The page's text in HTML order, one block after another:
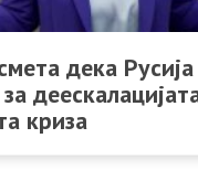
дека
криза